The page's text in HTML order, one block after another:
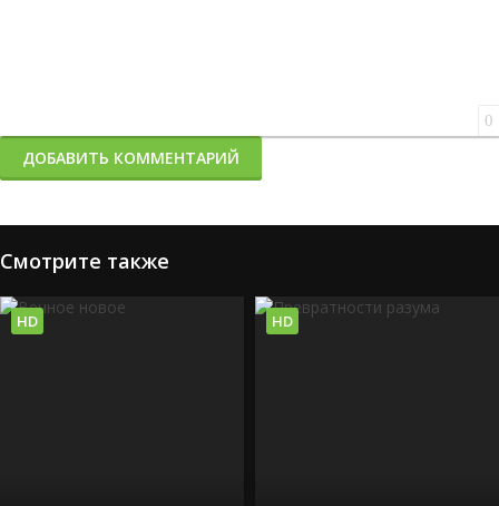
0
ДОБАВИТЬ КОММЕНТАРИЙ
Смотрите также
HD HD